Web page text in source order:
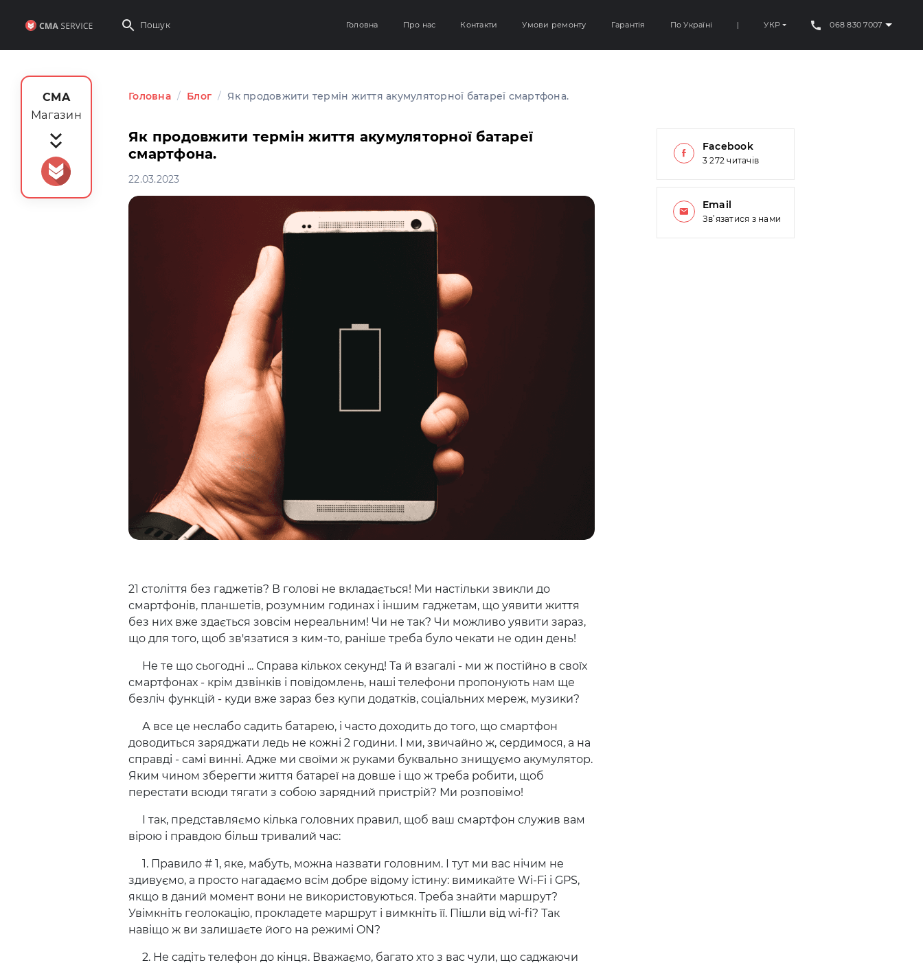
Головна Про нас Контакти Умови ремонту Гарантія По Україні | УКР 068 830 7007
Головна / Блог / Як продовжити термін життя акумуляторної батареї смартфона.
Як продовжити термін життя акумуляторної батареї
смартфона.
22.03.2023
21 століття без гаджетів? В голові не вкладається! Ми настільки звикли до
смартфонів, планшетів, розумним годинах і іншим гаджетам, що уявити життя
без них вже здається зовсім нереальним! Чи не так? Чи можливо уявити зараз,
що для того, щоб зв'язатися з ким-то, раніше треба було чекати не один день!
Не те що сьогодні ... Справа кількох секунд! Та й взагалі - ми ж постійно в своїх
смартфонах - крім дзвінків і повідомлень, наші телефони пропонують нам ще
безліч функцій - куди вже зараз без купи додатків, соціальних мереж, музики?
А все це неслабо садить батарею, і часто доходить до того, що смартфон
доводиться заряджати ледь не кожні 2 години. І ми, звичайно ж, сердимося, а на
справді - самі винні. Адже ми своїми ж руками буквально знищуємо акумулятор.
Яким чином зберегти життя батареї на довше і що ж треба робити, щоб
перестати всюди тягати з собою зарядний пристрій? Ми розповімо!
І так, представляємо кілька головних правил, щоб ваш смартфон служив вам
вірою і правдою більш тривалий час:
1. Правило # 1, яке, мабуть, можна назвати головним. І тут ми вас нічим не
здивуємо, а просто нагадаємо всім добре відому істину: вимикайте Wi-Fi і GPS,
якщо в даний момент вони не використовуються. Треба знайти маршрут?
Увімкніть геолокацію, прокладете маршрут і вимкніть її. Пішли від wi-fi? Так
навіщо ж ви залишаєте його на режимі ON?
2. Не садіть телефон до кінця. Вважаємо, багато хто з вас чули, що саджаючи
Facebook
3 272 читачів
Email
Зв’язатися з нами
CMA
Магазин